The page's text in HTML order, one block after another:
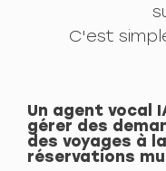
C'est
Un agent vocal
gérer des
des voyages à
réservations